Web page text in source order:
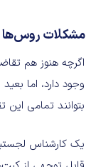
مشکلات روس‌ها
اگرچه هنوز هم
وجود دارد، اما
بتوانند تمامی
یک کارشناس